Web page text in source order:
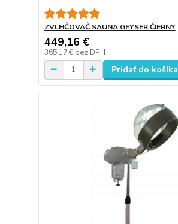
ZVLHČOVAČ SAUNA GEYSER ČIERNY
449,16 €
365,17 € bez DPH
Pridať do košíka